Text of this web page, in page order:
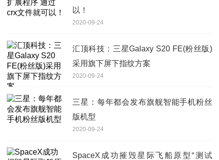
以！
2020-09-24
汇顶科技：三星Galaxy S20 FE(粉丝版)
采用旗下屏下指纹方案
2020-09-24
三星：每年都会发布旗舰智能手机粉丝
版机型
2020-09-24
SpaceX成功摧毁星际飞船原型“测试